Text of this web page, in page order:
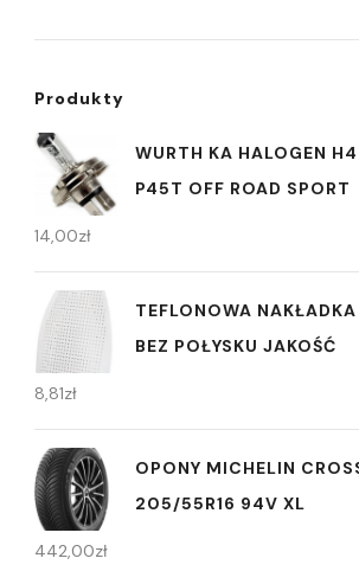
Produkty
WURTH KA HALOGEN
P45T OFF ROAD SPORT
14,00zł
TEFLONOWA
BEZ POŁYSKU JAKOŚĆ
8,81zł
OPONY MICHELIN
205/55R16 94V XL
442,00zł